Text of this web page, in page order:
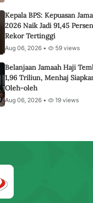
Kepala BPS: Kepuasan
2026 Naik Jadi 91,45
Rekor Tertinggi
Aug 06, 2026 • 59 views
Belanjaan Jamaah Haji
1,96 Triliun, Menhaj
Oleh-oleh
Aug 06, 2026 • 19 views